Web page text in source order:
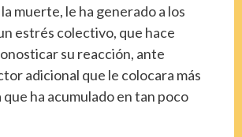
muerte, le ha generado a los
estrés colectivo, que hace
su reacción, ante
adicional que le colocara más
que ha acumulado en tan poco